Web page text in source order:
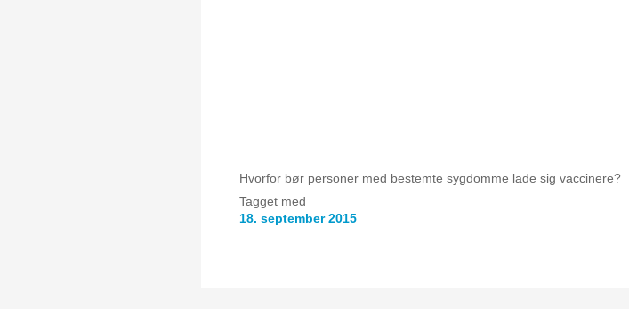
Hvorfor bør personer med bestemte sygdomme lade sig vaccinere?
Tagget med
18. september 2015